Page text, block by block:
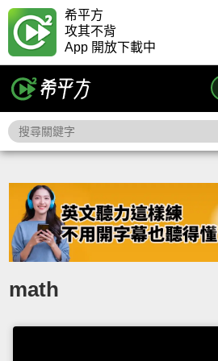
希平方
攻其不背
App 開放下載中
math